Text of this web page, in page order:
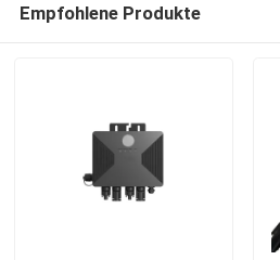
Empfohlene Produkte